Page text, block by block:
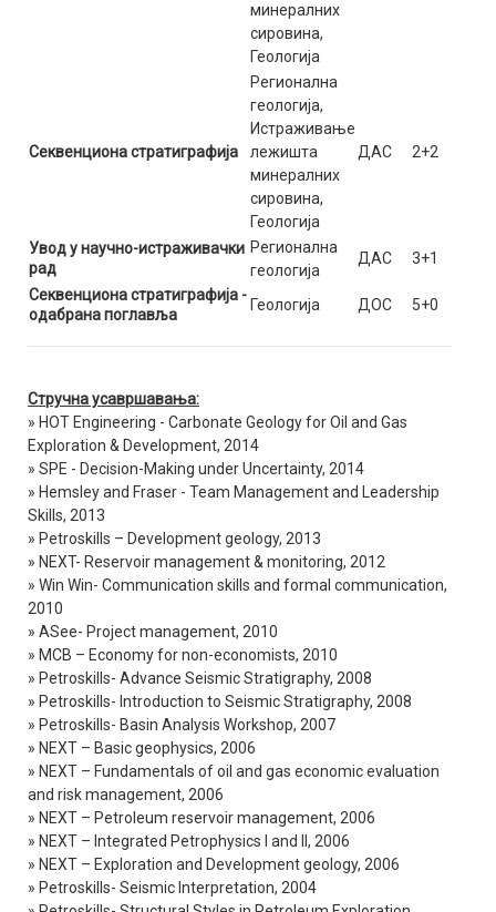
минералних
сировина,
Геологија
Секвенциона стратиграфија
Регионална
геологија,
Истраживање
лежишта
минералних
сировина,
Геологија
ДАС 2+2
Увод у научно-истраживачки
рад
Регионална
геологија
ДАС 3+1
Секвенциона стратиграфија -
одабрана поглавља
Геологија ДОС 5+0
Стручна усавршавања:
» HOT Engineering - Carbonate Geology for Oil and Gas
Exploration & Development, 2014
» SPE - Decision-Making under Uncertainty, 2014
» Hemsley and Fraser - Team Management and Leadership
Skills, 2013
» Petroskills – Development geology, 2013
» NEXT- Reservoir management & monitoring, 2012
» Win Win- Communication skills and formal communication,
2010
» ASee- Project management, 2010
» MCB – Economy for non-economists, 2010
» Petroskills- Advance Seismic Stratigraphy, 2008
» Petroskills- Introduction to Seismic Stratigraphy, 2008
» Petroskills- Basin Analysis Workshop, 2007
» NEXT – Basic geophysics, 2006
» NEXT – Fundamentals of oil and gas economic evaluation
and risk management, 2006
» NEXT – Petroleum reservoir management, 2006
» NEXT – Integrated Petrophysics I and II, 2006
» NEXT – Exploration and Development geology, 2006
» Petroskills- Seismic Interpretation, 2004